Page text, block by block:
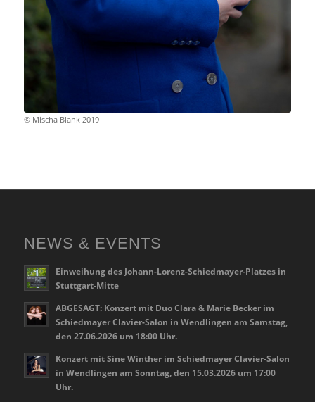
© Mischa Blank 2019
NEWS & EVENTS
Einweihung des Johann-Lorenz-Schiedmayer-Platzes in
Stuttgart-Mitte
ABGESAGT: Konzert mit Duo Clara & Marie Becker im
Schiedmayer Clavier-Salon in Wendlingen am Samstag,
den 27.06.2026 um 18:00 Uhr.
Konzert mit Sine Winther im Schiedmayer Clavier-Salon
in Wendlingen am Sonntag, den 15.03.2026 um 17:00
Uhr.